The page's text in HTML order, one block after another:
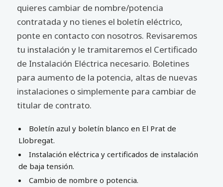
quieres cambiar de nombre/potencia
contratada y no tienes el boletín eléctrico,
ponte en contacto con nosotros. Revisaremos
tu instalación y le tramitaremos el Certificado
de Instalación Eléctrica necesario. Boletines
para aumento de la potencia, altas de nuevas
instalaciones o simplemente para cambiar de
titular de contrato.
Boletín azul y boletín blanco en El Prat de
Llobregat.
Instalación eléctrica y certificados de instalación
de baja tensión.
Cambio de nombre o potencia.